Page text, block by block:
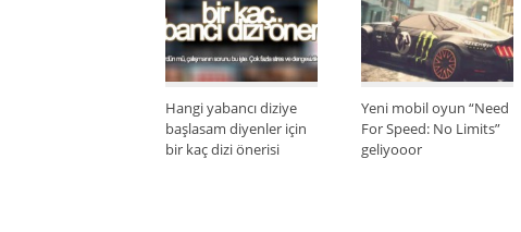
Hangi yabancı diziye
başlasam diyenler için
bir kaç dizi önerisi
Yeni mobil oyun “Need
For Speed: No Limits”
geliyooor